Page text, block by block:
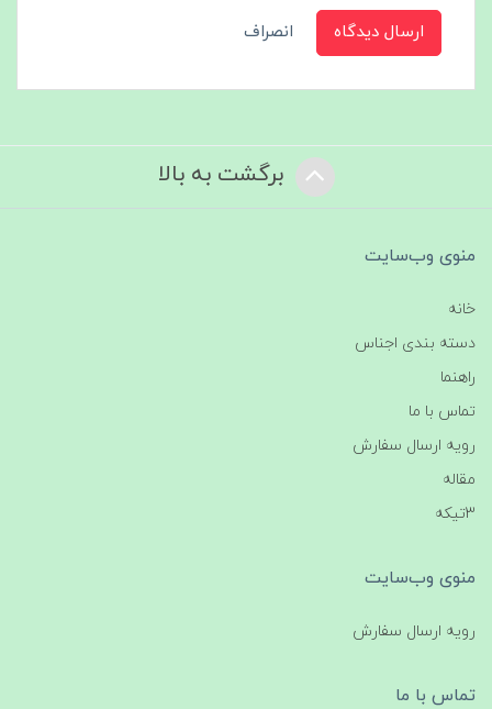
ارسال دیدگاه انصراف
برگشت به بالا
منوی وب‌سایت
خانه
دسته بندی اجناس
راهنما
تماس با ما
رویه ارسال سفارش
مقاله
3تیکه
منوی وب‌سایت
رویه ارسال سفارش
تماس با ما